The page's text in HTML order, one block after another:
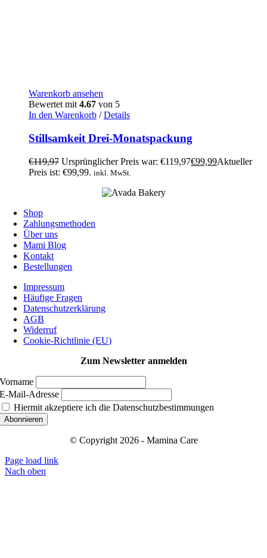
Warenkorb ansehen
Bewertet mit4.67 von 5
In den Warenkorb / Details
Stillsamkeit Drei-Monatspackung
€119,97 Ursprünglicher Preis war: €119,97€99,99Aktueller
Preis ist: €99,99. inkl. MwSt.
Shop
Zahlungsmethoden
Über uns
Mami Blog
Kontakt
Bestellungen
Impressum
Häufige Fragen
Datenschutzerklärung
AGB
Widerruf
Cookie-Richtlinie (EU)
Zum Newsletter anmelden
Vorname
E-Mail-Adresse
Hiermit akzeptiere ich die Datenschutzbestimmungen
© Copyright 2026 - Mamina Care
Page load link
Nach oben